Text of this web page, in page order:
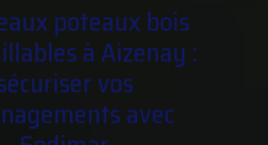
poteaux bois
à Aizenay :
vos
avec